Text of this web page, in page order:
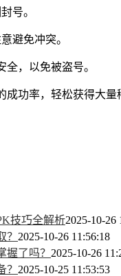
号。
避免冲突。
，以免被盗号。
功率，轻松获得大
技巧全解析2025-10-26
2025-10-26 11:56:18
了吗？ 2025-10-26
2025-10-25 11:53:53